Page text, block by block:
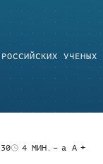
УЧЕНЫХ
4 МИН. a A